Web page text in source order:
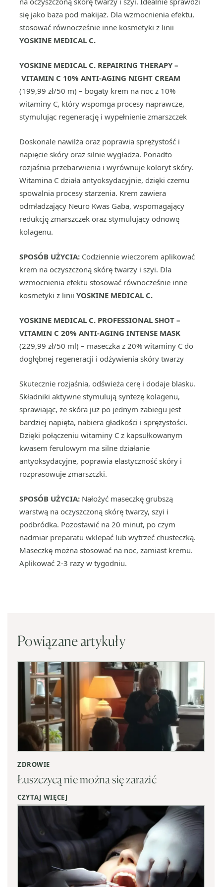
się jako baza pod makijaż. Dla wzmocnienia efektu,
stosować równocześnie inne kosmetyki z linii
YOSKINE MEDICAL C.
YOSKINE MEDICAL C. REPAIRING THERAPY –
VITAMIN C 10% ANTI-AGING NIGHT CREAM
(199,99 zł/50 m) – bogaty krem na noc z 10%
witaminy C, który wspomga procesy naprawcze,
stymulując regenerację i wypełnienie zmarszczek
Doskonale nawilża oraz poprawia sprężystość i
napięcie skóry oraz silnie wygładza. Ponadto
rozjaśnia przebarwienia i wyrównuje koloryt skóry.
Witamina C działa antyoksydacyjnie, dzięki czemu
spowalnia procesy starzenia. Krem zawiera
odmładzający Neuro Kwas Gaba, wspomagający
redukcję zmarszczek oraz stymulujący odnowę
kolagenu.
SPOSÓB UŻYCIA: Codziennie wieczorem aplikować
krem na oczyszczoną skórę twarzy i szyi. Dla
wzmocnienia efektu stosować równocześnie inne
kosmetyki z linii YOSKINE MEDICAL C.
YOSKINE MEDICAL C. PROFESSIONAL SHOT –
VITAMIN C 20% ANTI-AGING INTENSE MASK
(229,99 zł/50 ml) – maseczka z 20% witaminy C do
dogłębnej regeneracji i odżywienia skóry twarzy
Skutecznie rozjaśnia, odświeża cerę i dodaje blasku.
Składniki aktywne stymulują syntezę kolagenu,
sprawiając, że skóra już po jednym zabiegu jest
bardziej napięta, nabiera gładkości i sprężystości.
Dzięki połączeniu witaminy C z kapsułkowanym
kwasem ferulowym ma silne działanie
antyoksydacyjne, poprawia elastyczność skóry i
rozprasowuje zmarszczki.
SPOSÓB UŻYCIA: Nałożyć maseczkę grubszą
warstwą na oczyszczoną skórę twarzy, szyi i
podbródka. Pozostawić na 20 minut, po czym
nadmiar preparatu wklepać lub wytrzeć chusteczką.
Maseczkę można stosować na noc, zamiast kremu.
Aplikować 2-3 razy w tygodniu.
Powiązane artykuły
ZDROWIE
Łuszczycą nie można się zarazić
CZYTAJ WIĘCEJ